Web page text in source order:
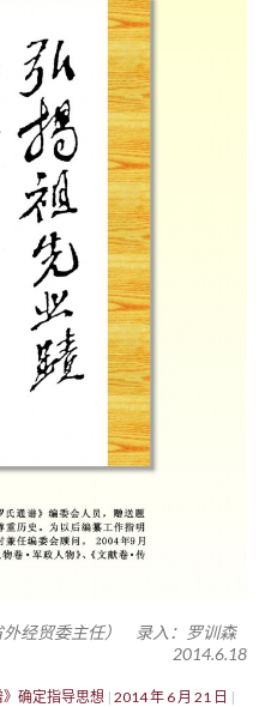
外经贸委主任） 录入：罗训森
2014.6.18
确定指导思想 2014 年 6 月 21 日